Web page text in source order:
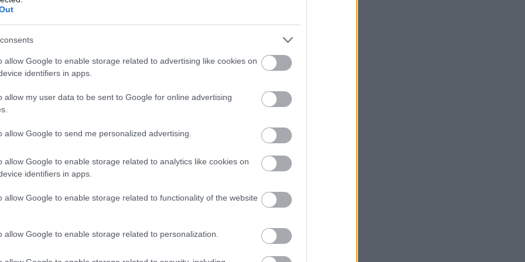
allow Google to enable storage related to advertising like cookies on
identifiers in apps.
allow my user data to be sent to Google for online advertising
allow Google to send me personalized advertising.
allow Google to enable storage related to analytics like cookies on
identifiers in apps.
allow Google to enable storage related to functionality of the website
allow Google to enable storage related to personalization.
Bucuresti, Pavilionul A - Cupola Romexpo
zi